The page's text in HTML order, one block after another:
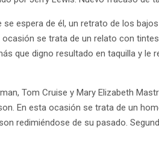
espera de él, un retrato de los
se trata de un relato con
que digno resultado en taquilla y
Tom Cruise y Mary Elizabeth
En esta ocasión se trata de un
redimiéndose de su pasado.